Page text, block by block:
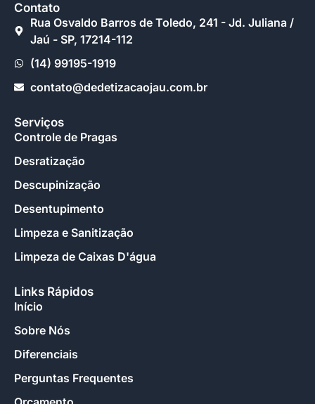
Contato
Rua Osvaldo Barros de Toledo, 241 - Jd. Juliana /
Jaú - SP, 17214-112
(14) 99195-1919
contato@dedetizacaojau.com.br
Serviços
Controle de Pragas
Desratização
Descupinização
Desentupimento
Limpeza e Sanitização
Limpeza de Caixas D'água
Links Rápidos
Início
Sobre Nós
Diferenciais
Perguntas Frequentes